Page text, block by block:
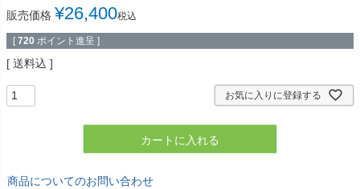
販売価格 ¥26,400税込
[ 720 ポイント進呈 ]
送料込
お気に入りに登録する
カートに入れる
商品についてのお問い合わせ